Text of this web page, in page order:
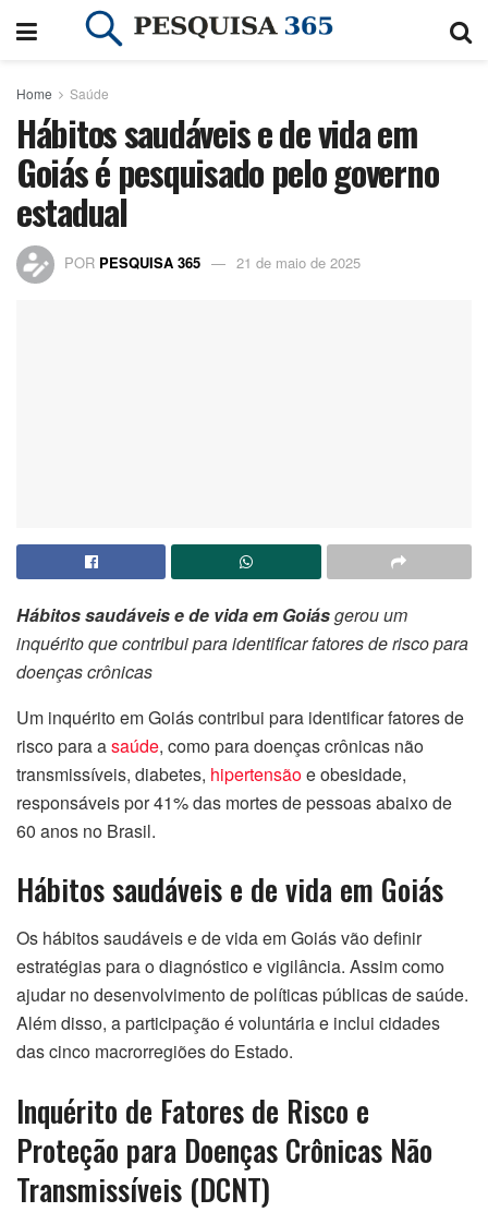
Home Saúde
Hábitos saudáveis e de vida em
Goiás é pesquisado pelo governo
estadual
POR PESQUISA 365 21 de maio de 2025
Hábitos saudáveis e de vida em Goiásgerou um
inquérito que contribui para identificar fatores de risco para
doenças crônicas
Um inquérito em Goiás contribui para identificar fatores de
risco para asaúde, como para doenças crônicas não
transmissíveis, diabetes, hipertensãoe obesidade,
responsáveis por 41% das mortes de pessoas abaixo de
60 anos no Brasil.
Hábitos saudáveis e de vida em Goiás
Os hábitos saudáveis e de vida em Goiás vão definir
estratégias para o diagnóstico e vigilância. Assim como
ajudar no desenvolvimento de políticas públicas de saúde.
Além disso, a participação é voluntária e inclui cidades
das cinco macrorregiões do Estado.
Inquérito de Fatores de Risco e
Proteção para Doenças Crônicas Não
Transmissíveis (DCNT)